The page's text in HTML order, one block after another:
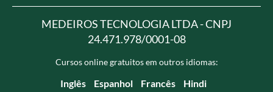
MEDEIROS TECNOLOGIA LTDA - CNPJ
24.471.978/0001-08
Cursos online gratuitos em outros idiomas:
Inglês Espanhol Francês Hindi